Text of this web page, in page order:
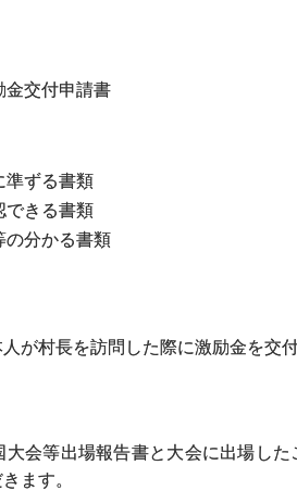
金交付申請書
準ずる書類
できる書類
の分かる書類
が村長を訪問した際に激励金を交付
会等出場報告書と大会に出場し
ます。